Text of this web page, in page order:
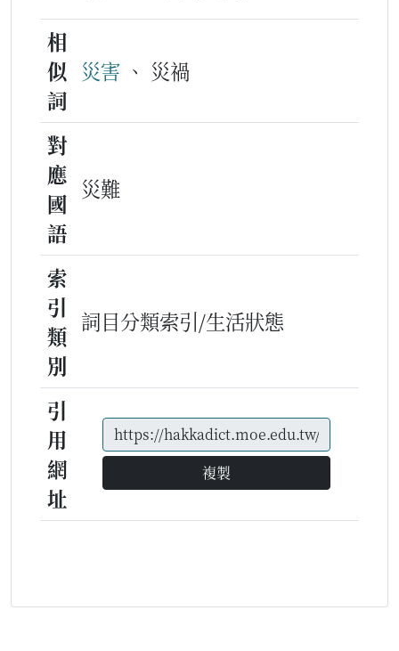
相
似
詞
災害 、 災禍
對
應
國
語
災難
索
引
類
別
詞目分類索引/生活狀態
引
用
網
址
複製